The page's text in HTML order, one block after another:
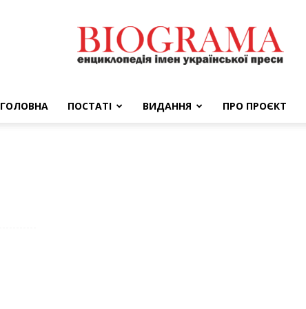
BIOGRAMA
ГОЛОВНА ПОСТАТІ ВИДАННЯ ПРО ПРОЄКТ